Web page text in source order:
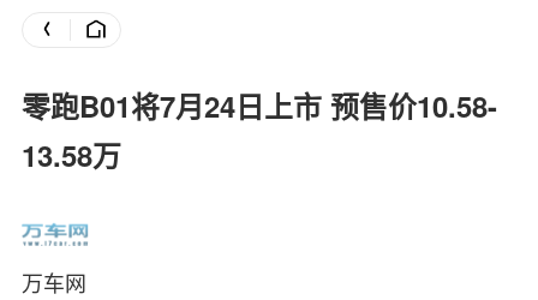
零跑B01将7月24日上市 预售价10.58-
13.58万
万车网